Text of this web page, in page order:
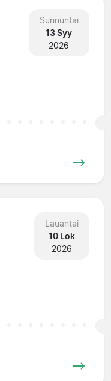
Sunnuntai
13 Syy
2026
Lauantai
10 Lok
2026